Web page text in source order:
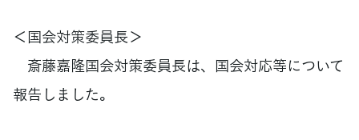
＜国会対策委員長＞
斎藤嘉隆国会対策委員長は、国会対応等について
報告しました。